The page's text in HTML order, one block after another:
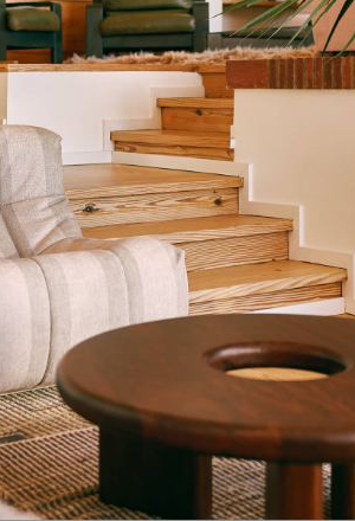
Infolettre
Restez informé par courriel des dernières